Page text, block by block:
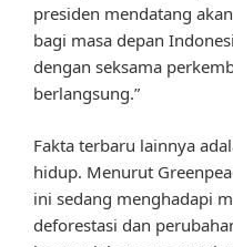
presiden mendatang
bagi masa depan
dengan seksama
berlangsung.”
Fakta terbaru lainnya
hidup. Menurut
ini sedang menghadapi
deforestasi dan